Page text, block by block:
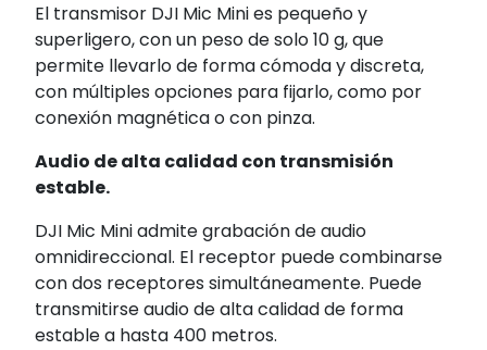
El transmisor DJI Mic Mini es pequeño y
superligero, con un peso de solo 10 g, que
permite llevarlo de forma cómoda y discreta,
con múltiples opciones para fijarlo, como por
conexión magnética o con pinza.
Audio de alta calidad con transmisión
estable.
DJI Mic Mini admite grabación de audio
omnidireccional. El receptor puede combinarse
con dos receptores simultáneamente. Puede
transmitirse audio de alta calidad de forma
estable a hasta 400 metros.